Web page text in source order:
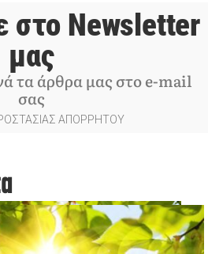
στο Newsletter
μας
τα άρθρα μας στο e-mail
σας
ΑΠΟΡΡΗΤΟΥ